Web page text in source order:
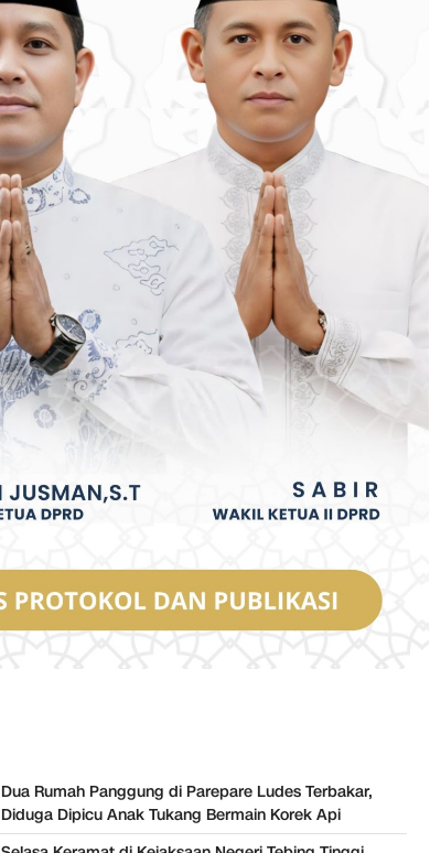
Dua Rumah Panggung di Parepare Ludes Terbakar,
Diduga Dipicu Anak Tukang Bermain Korek Api